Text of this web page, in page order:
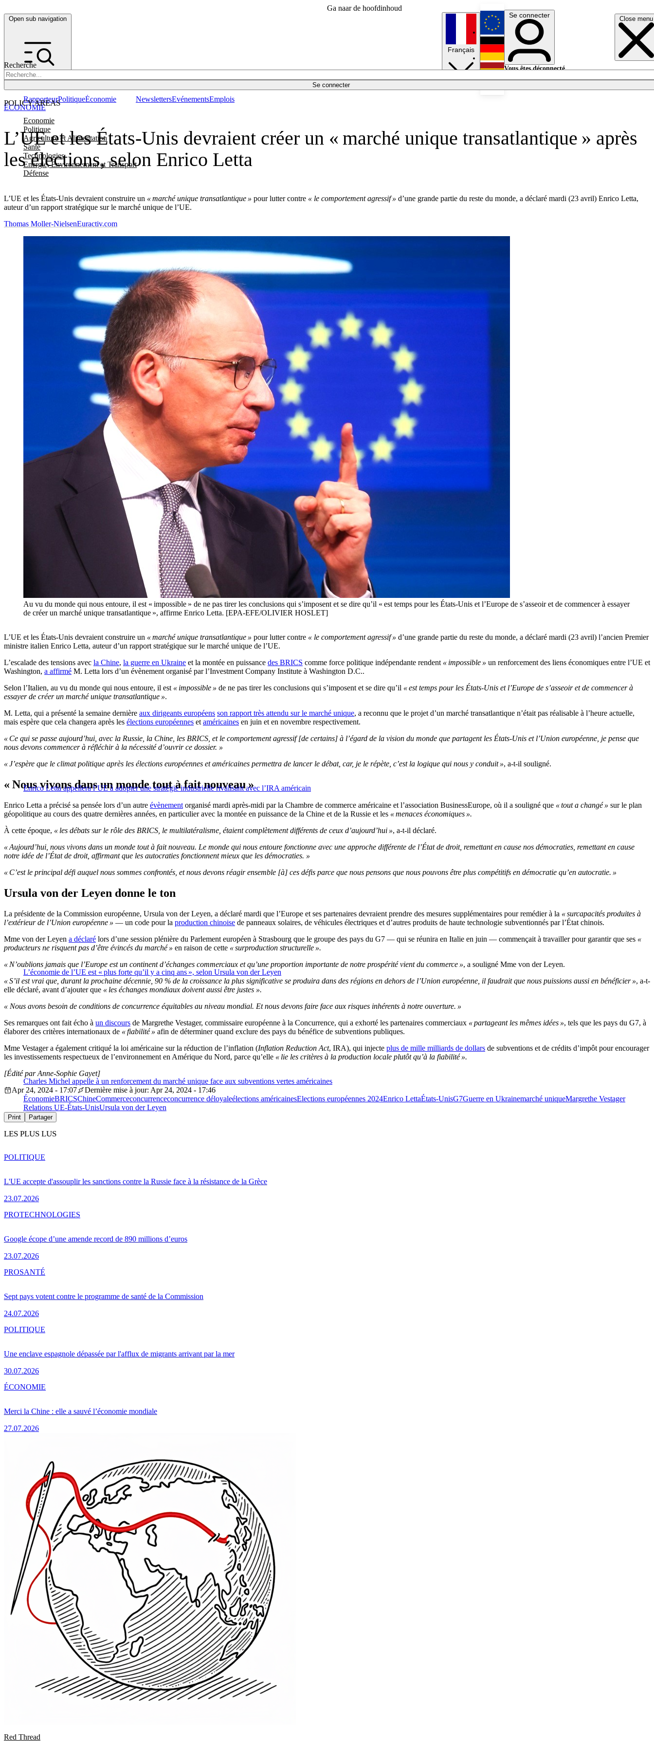
Ga naar de hoofdinhoud
Open sub navigation Close menu
Recherche
Se connecter
POLICY AREAS
Economie
Politique
Agriculture et Alimentation
Santé
Technologies
Energie, Environnement et Transport
Défense
RapporteurPolitiqueÉconomie NewslettersEvénementsEmplois
Français
English
Deutsch
Se connecter
Vous êtes déconnecté.
L’UE et les États-Unis devraient créer un « marché unique transatlantique » après
les élections, selon Enrico Letta
L’UE et les États-Unis devraient construire un « marché unique transatlantique » pour lutter contre « le comportement agressif » d’une grande partie du reste du monde, a déclaré mardi (23 avril) Enrico Letta,
auteur d’un rapport stratégique sur le marché unique de l’UE.
ÉCONOMIE
Thomas Moller-NielsenEuractiv.com
Au vu du monde qui nous entoure, il est « impossible » de ne pas tirer les conclusions qui s’imposent et se dire qu’il « est temps pour les États-Unis et l’Europe de s’asseoir et de commencer à essayer
de créer un marché unique transatlantique », affirme Enrico Letta. [EPA-EFE/OLIVIER HOSLET]
L’UE et les États-Unis devraient construire un « marché unique transatlantique » pour lutter contre « le comportement agressif » d’une grande partie du reste du monde, a déclaré mardi (23 avril) l’ancien Premier
ministre italien Enrico Letta, auteur d’un rapport stratégique sur le marché unique de l’UE.
L’escalade des tensions avec la Chine, la guerre en Ukraine et la montée en puissance des BRICS comme force politique indépendante rendent « impossible » un renforcement des liens économiques entre l’UE et
Washington, a affirmé M. Letta lors d’un évènement organisé par l’Investment Company Institute à Washington D.C..
Selon l’Italien, au vu du monde qui nous entoure, il est « impossible » de ne pas tirer les conclusions qui s’imposent et se dire qu’il « est temps pour les États-Unis et l’Europe de s’asseoir et de commencer à
essayer de créer un marché unique transatlantique ».
M. Letta, qui a présenté la semaine dernière aux dirigeants européens son rapport très attendu sur le marché unique, a reconnu que le projet d’un marché transatlantique n’était pas réalisable à l’heure actuelle,
mais espère que cela changera après les élections européennes et américaines en juin et en novembre respectivement.
« Ce qui se passe aujourd’hui, avec la Russie, la Chine, les BRICS, et le comportement agressif [de certains] à l’égard de la vision du monde que partagent les États-Unis et l’Union européenne, je pense que
nous devons commencer à réfléchir à la nécessité d’ouvrir ce dossier. »
« J’espère que le climat politique après les élections européennes et américaines permettra de lancer le débat, car, je le répète, c’est la logique qui nous y conduit », a-t-il souligné.
Enrico Letta appellera l’UE à adopter une stratégie industrielle rivalisant avec l’IRA américain
« Nous vivons dans un monde tout à fait nouveau »
Enrico Letta a précisé sa pensée lors d’un autre évènement organisé mardi après-midi par la Chambre de commerce américaine et l’association BusinessEurope, où il a souligné que « tout a changé » sur le plan
géopolitique au cours des quatre dernières années, en particulier avec la montée en puissance de la Chine et de la Russie et les « menaces économiques ».
À cette époque, « les débats sur le rôle des BRICS, le multilatéralisme, étaient complètement différents de ceux d’aujourd’hui », a-t-il déclaré.
« Aujourd’hui, nous vivons dans un monde tout à fait nouveau. Le monde qui nous entoure fonctionne avec une approche différente de l’État de droit, remettant en cause nos démocraties, remettant en cause
notre idée de l’État de droit, affirmant que les autocraties fonctionnent mieux que les démocraties. »
« C’est le principal défi auquel nous sommes confrontés, et nous devons réagir ensemble [à] ces défis parce que nous pensons que nous pouvons être plus compétitifs en démocratie qu’en autocratie. »
Ursula von der Leyen donne le ton
La présidente de la Commission européenne, Ursula von der Leyen, a déclaré mardi que l’Europe et ses partenaires devraient prendre des mesures supplémentaires pour remédier à la « surcapacités produites à
l’extérieur de l’Union européenne » — un code pour la production chinoise de panneaux solaires, de véhicules électriques et d’autres produits de haute technologie subventionnés par l’État chinois.
Mme von der Leyen a déclaré lors d’une session plénière du Parlement européen à Strasbourg que le groupe des pays du G7 — qui se réunira en Italie en juin — commençait à travailler pour garantir que ses «
producteurs ne risquent pas d’être évincés du marché » en raison de cette « surproduction structurelle ».
L’économie de l’UE est « plus forte qu’il y a cinq ans », selon Ursula von der Leyen
« N’oublions jamais que l’Europe est un continent d’échanges commerciaux et qu’une proportion importante de notre prospérité vient du commerce », a souligné Mme von der Leyen.
« S’il est vrai que, durant la prochaine décennie, 90 % de la croissance la plus significative se produira dans des régions en dehors de l’Union européenne, il faudrait que nous puissions aussi en bénéficier », a-t-
elle déclaré, avant d’ajouter que « les échanges mondiaux doivent aussi être justes ».
« Nous avons besoin de conditions de concurrence équitables au niveau mondial. Et nous devons faire face aux risques inhérents à notre ouverture. »
Ses remarques ont fait écho à un discours de Margrethe Vestager, commissaire européenne à la Concurrence, qui a exhorté les partenaires commerciaux « partageant les mêmes idées », tels que les pays du G7, à
élaborer des critères internationaux de « fiabilité » afin de déterminer quand exclure des pays du bénéfice de subventions publiques.
Mme Vestager a également critiqué la loi américaine sur la réduction de l’inflation (Inflation Reduction Act, IRA), qui injecte plus de mille milliards de dollars de subventions et de crédits d’impôt pour encourager
les investissements respectueux de l’environnement en Amérique du Nord, parce qu’elle « lie les critères à la production locale plutôt qu’à la fiabilité ».
Charles Michel appelle à un renforcement du marché unique face aux subventions vertes américaines
[Édité par Anne-Sophie Gayet]
Apr 24, 2024 - 17:07
Dernière mise à jour: Apr 24, 2024 - 17:46
ÉconomieBRICSChineCommerceconcurrenceconcurrence déloyaleélections américainesElections européennes 2024Enrico LettaÉtats-UnisG7Guerre en Ukrainemarché uniqueMargrethe Vestager
Relations UE-États-UnisUrsula von der Leyen
Print Partager
LES PLUS LUS
L'UE accepte d'assouplir les sanctions contre la Russie face à la résistance de la Grèce
23.07.2026
POLITIQUE
Google écope d’une amende record de 890 millions d’euros
23.07.2026
PROTECHNOLOGIES
Sept pays votent contre le programme de santé de la Commission
24.07.2026
PROSANTÉ
Une enclave espagnole dépassée par l'afflux de migrants arrivant par la mer
30.07.2026
POLITIQUE
Merci la Chine : elle a sauvé l’économie mondiale
27.07.2026
ÉCONOMIE
Red Thread